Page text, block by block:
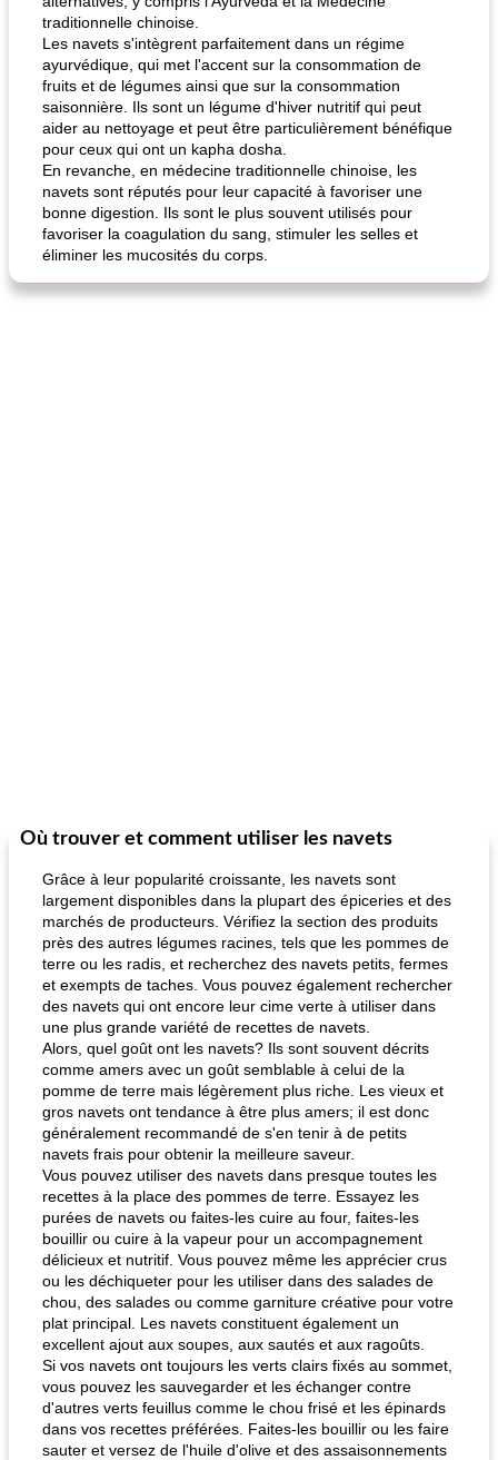
quinoa petit déjeuner méditerranéen
traditionnelle chinoise.
Les navets s'intègrent parfaitement dans un régime
ayurvédique, qui met l'accent sur la consommation de
fruits et de légumes ainsi que sur la consommation
saisonnière. Ils sont un légume d'hiver nutritif qui peut
aider au nettoyage et peut être particulièrement bénéfique
pour ceux qui ont un kapha dosha.
En revanche, en médecine traditionnelle chinoise, les
navets sont réputés pour leur capacité à favoriser une
bonne digestion. Ils sont le plus souvent utilisés pour
favoriser la coagulation du sang, stimuler les selles et
éliminer les mucosités du corps.
Où trouver et comment utiliser les navets
Grâce à leur popularité croissante, les navets sont
largement disponibles dans la plupart des épiceries et des
marchés de producteurs. Vérifiez la section des produits
près des autres légumes racines, tels que les pommes de
terre ou les radis, et recherchez des navets petits, fermes
et exempts de taches. Vous pouvez également rechercher
des navets qui ont encore leur cime verte à utiliser dans
une plus grande variété de recettes de navets.
Alors, quel goût ont les navets? Ils sont souvent décrits
comme amers avec un goût semblable à celui de la
pomme de terre mais légèrement plus riche. Les vieux et
gros navets ont tendance à être plus amers; il est donc
généralement recommandé de s'en tenir à de petits
navets frais pour obtenir la meilleure saveur.
Vous pouvez utiliser des navets dans presque toutes les
recettes à la place des pommes de terre. Essayez les
purées de navets ou faites-les cuire au four, faites-les
bouillir ou cuire à la vapeur pour un accompagnement
délicieux et nutritif. Vous pouvez même les apprécier crus
ou les déchiqueter pour les utiliser dans des salades de
chou, des salades ou comme garniture créative pour votre
plat principal. Les navets constituent également un
excellent ajout aux soupes, aux sautés et aux ragoûts.
Si vos navets ont toujours les verts clairs fixés au sommet,
vous pouvez les sauvegarder et les échanger contre
d'autres verts feuillus comme le chou frisé et les épinards
dans vos recettes préférées. Faites-les bouillir ou les faire
sauter et versez de l'huile d'olive et des assaisonnements